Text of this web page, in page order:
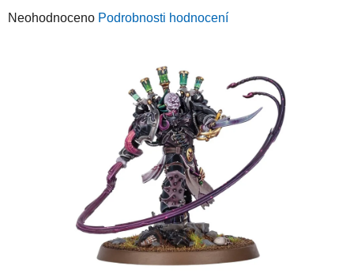
Průměrné
Neohodnoceno Podrobnosti hodnocení